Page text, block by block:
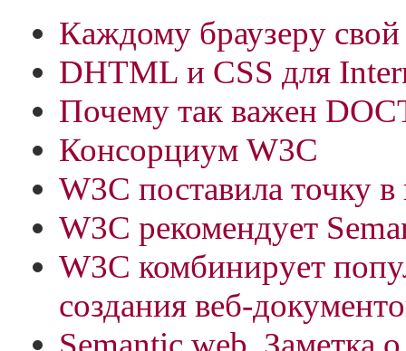
Каждому браузеру свой
DHTML и CSS для
Почему так важен
Консорциум W3C
W3C поставила точку
W3C рекомендует
W3C комбинирует
создания веб-